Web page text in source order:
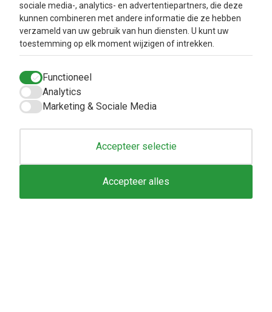
Oké
Info
Metabolic balance
Over ons
Aanbiedingen
Blog
Klantenservice
Privacy Beleid
Algemene
voorwaarden
Klachtenafhandeling
Inloggen
sociale media-, analytics- en advertentiepartners, die deze
kunnen combineren met andere informatie die ze hebben
verzameld van uw gebruik van hun diensten. U kunt uw
toestemming op elk moment wijzigen of intrekken.
Functioneel
Analytics
Marketing & Sociale Media
Accepteer selectie
Accepteer alles